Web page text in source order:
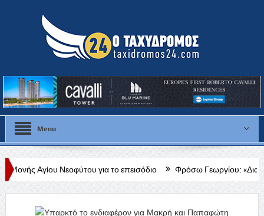
Menu
για το επεισόδιο Φρόσω Γεωργίου: «Διαρκής, δεδομένη